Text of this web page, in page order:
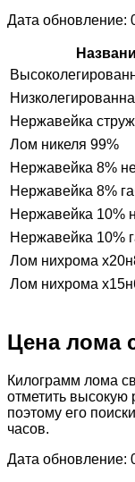
Дата обновление:
Нержавейка
Лом никеля 99%
Нержавейка 8%
Нержавейка 8%
Нержавейка 10%
Нержавейка 10%
Лом нихрома
Лом нихрома
Цена лома
Килограмм лома
отметить высокую
поэтому его
часов.
Дата обновление: